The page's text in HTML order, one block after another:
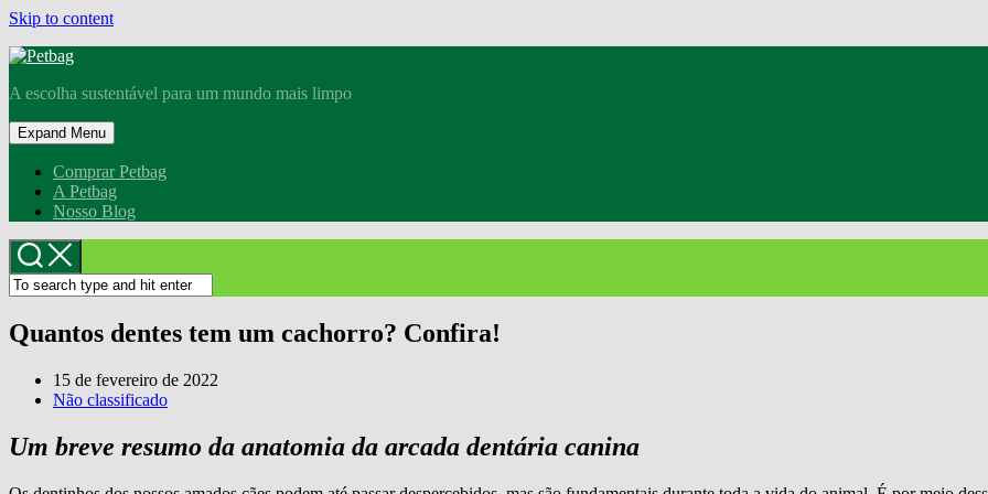
Skip to content
A escolha sustentável para um mundo mais limpo
Expand Menu
Comprar Petbag
A Petbag
Nosso Blog
Quantos dentes tem um cachorro? Confira!
15 de fevereiro de 2022
Não classificado
Um breve resumo da anatomia da arcada dentária canina